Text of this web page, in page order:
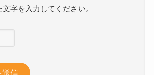
文字を入力してください。